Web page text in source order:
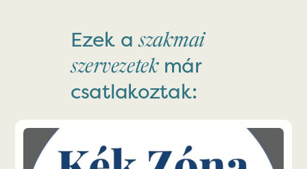
Ezek aszakmai
szervezetekmár
csatlakoztak: